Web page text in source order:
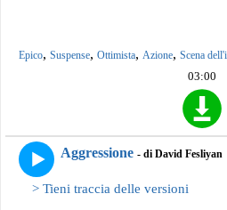
Epico, Suspense, Ottimista, Azione, Scena
03:00
Aggressione - di David Fesliyan
> Tieni traccia delle versioni